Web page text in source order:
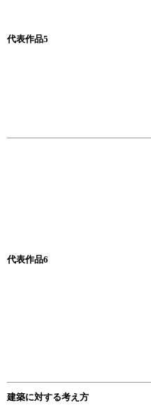
代表作品5
代表作品6
建築に対する考え方